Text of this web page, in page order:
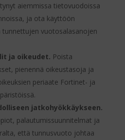
aiemmissa tietovuodoissa
ja ota käyttöön
vuotosalasanojen
ja oikeudet. Poista
pienennä oikeustasoja ja
periaate Fortinet- ja
jatkohyökkäykseen.
palautumissuunnitelmat ja
että tunnusvuoto johtaa